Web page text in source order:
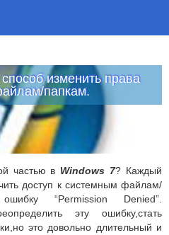
изменить права
папкам.
частью в Windows 7? Каждый
доступ к системным файлам/
“Permission Denied”.
эту ошибку,стать
это довольно длительный и